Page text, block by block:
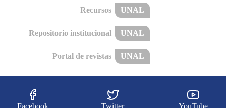
Recursos UNAL
Repositorio institucional UNAL
Portal de revistas UNAL